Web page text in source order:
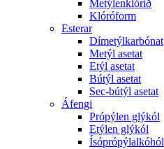
Metýlenklóríð
Klóróform
Esterar
Dímetýlkarbónat
Metýl asetat
Etýl asetat
Bútýl asetat
Sec-bútýl asetat
Áfengi
Própýlen glýkól
Etýlen glýkól
Ísóprópýlalkóhól